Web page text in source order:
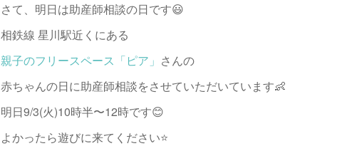
さて、明日は助産師相談の日です😃
相鉄線 星川駅近くにある
親子のフリースペース「ピア」 さんの
赤ちゃんの日に助産師相談をさせていただいています👶
明日9/3(火)10時半〜12時です😊
よかったら遊びに来てください⭐️